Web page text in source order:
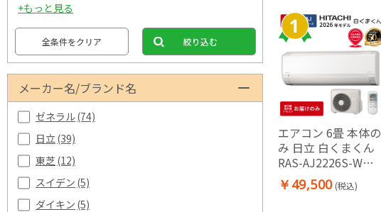
+もっと見る
全条件をクリア 絞り込む
メーカー名/ブランド名
ゼネラル(74)
日立(39)
東芝(12)
スイデン (5)
ダイキン (5)
エアコン 6畳 本体の
み 日立 白くまくん
RAS-AJ2226S-W
2026年モデル AJシ
リーズ ルームエアコ
￥49,500 (税込)